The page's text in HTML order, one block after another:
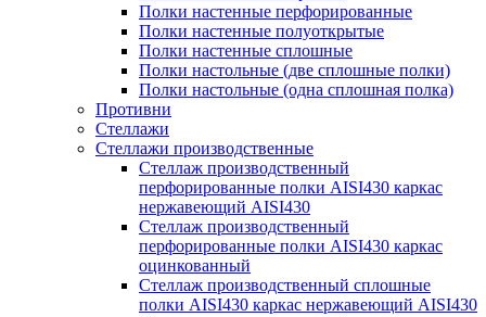
Полки настенные перфорированные
Полки настенные полуоткрытые
Полки настенные сплошные
Полки настольные (две сплошные полки)
Полки настольные (одна сплошная полка)
Противни
Стеллажи
Стеллажи производственные
Стеллаж производственный
перфорированные полки AISI430 каркас
нержавеющий AISI430
Стеллаж производственный
перфорированные полки AISI430 каркас
оцинкованный
Стеллаж производственный сплошные
полки AISI430 каркас нержавеющий AISI430